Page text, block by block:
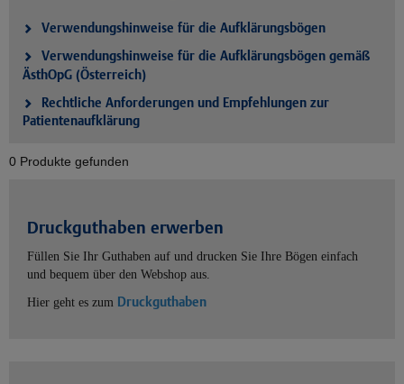
Verwendungshinweise für die Aufklärungsbögen
Verwendungshinweise für die Aufklärungsbögen gemäß
ÄsthOpG (Österreich)
Rechtliche Anforderungen und Empfehlungen zur
Patientenaufklärung
0 Produkte gefunden
Druckguthaben erwerben
Füllen Sie Ihr Guthaben auf und drucken Sie Ihre Bögen einfach
und bequem über den Webshop aus.
Hier geht es zum Druckguthaben